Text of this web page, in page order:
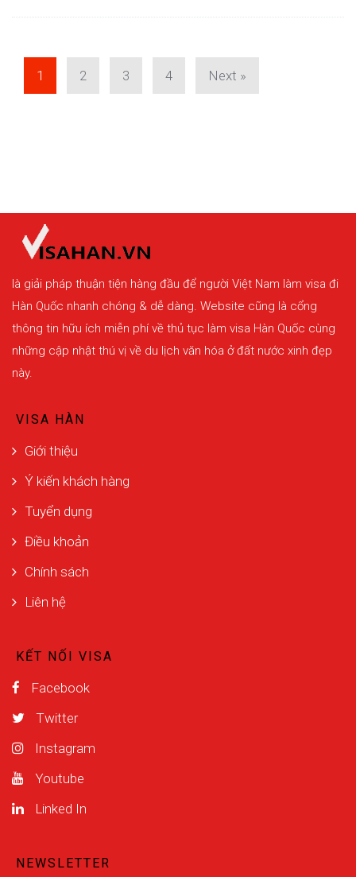
1 2 3 4 Next »
là giải pháp thuận tiện hàng đầu để người Việt Nam làm visa đi
Hàn Quốc nhanh chóng & dễ dàng. Website cũng là cổng
thông tin hữu ích miễn phí về thủ tục làm visa Hàn Quốc cùng
những cập nhật thú vị về du lịch văn hóa ở đất nước xinh đẹp
này.
VISA HÀN
Giới thiệu
Ý kiến khách hàng
Tuyển dụng
Điều khoản
Chính sách
Liên hệ
KẾT NỐI VISA
Facebook
Twitter
Instagram
Youtube
Linked In
NEWSLETTER